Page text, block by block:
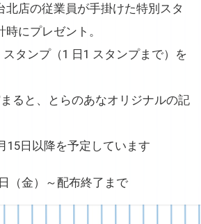
北店の従業員が手掛けた特別スタ
にプレゼント。
タンプ（1 日1 スタンプまで）を
ると、とらのあなオリジナルの記
15日以降を予定しています
（金）～配布終了まで